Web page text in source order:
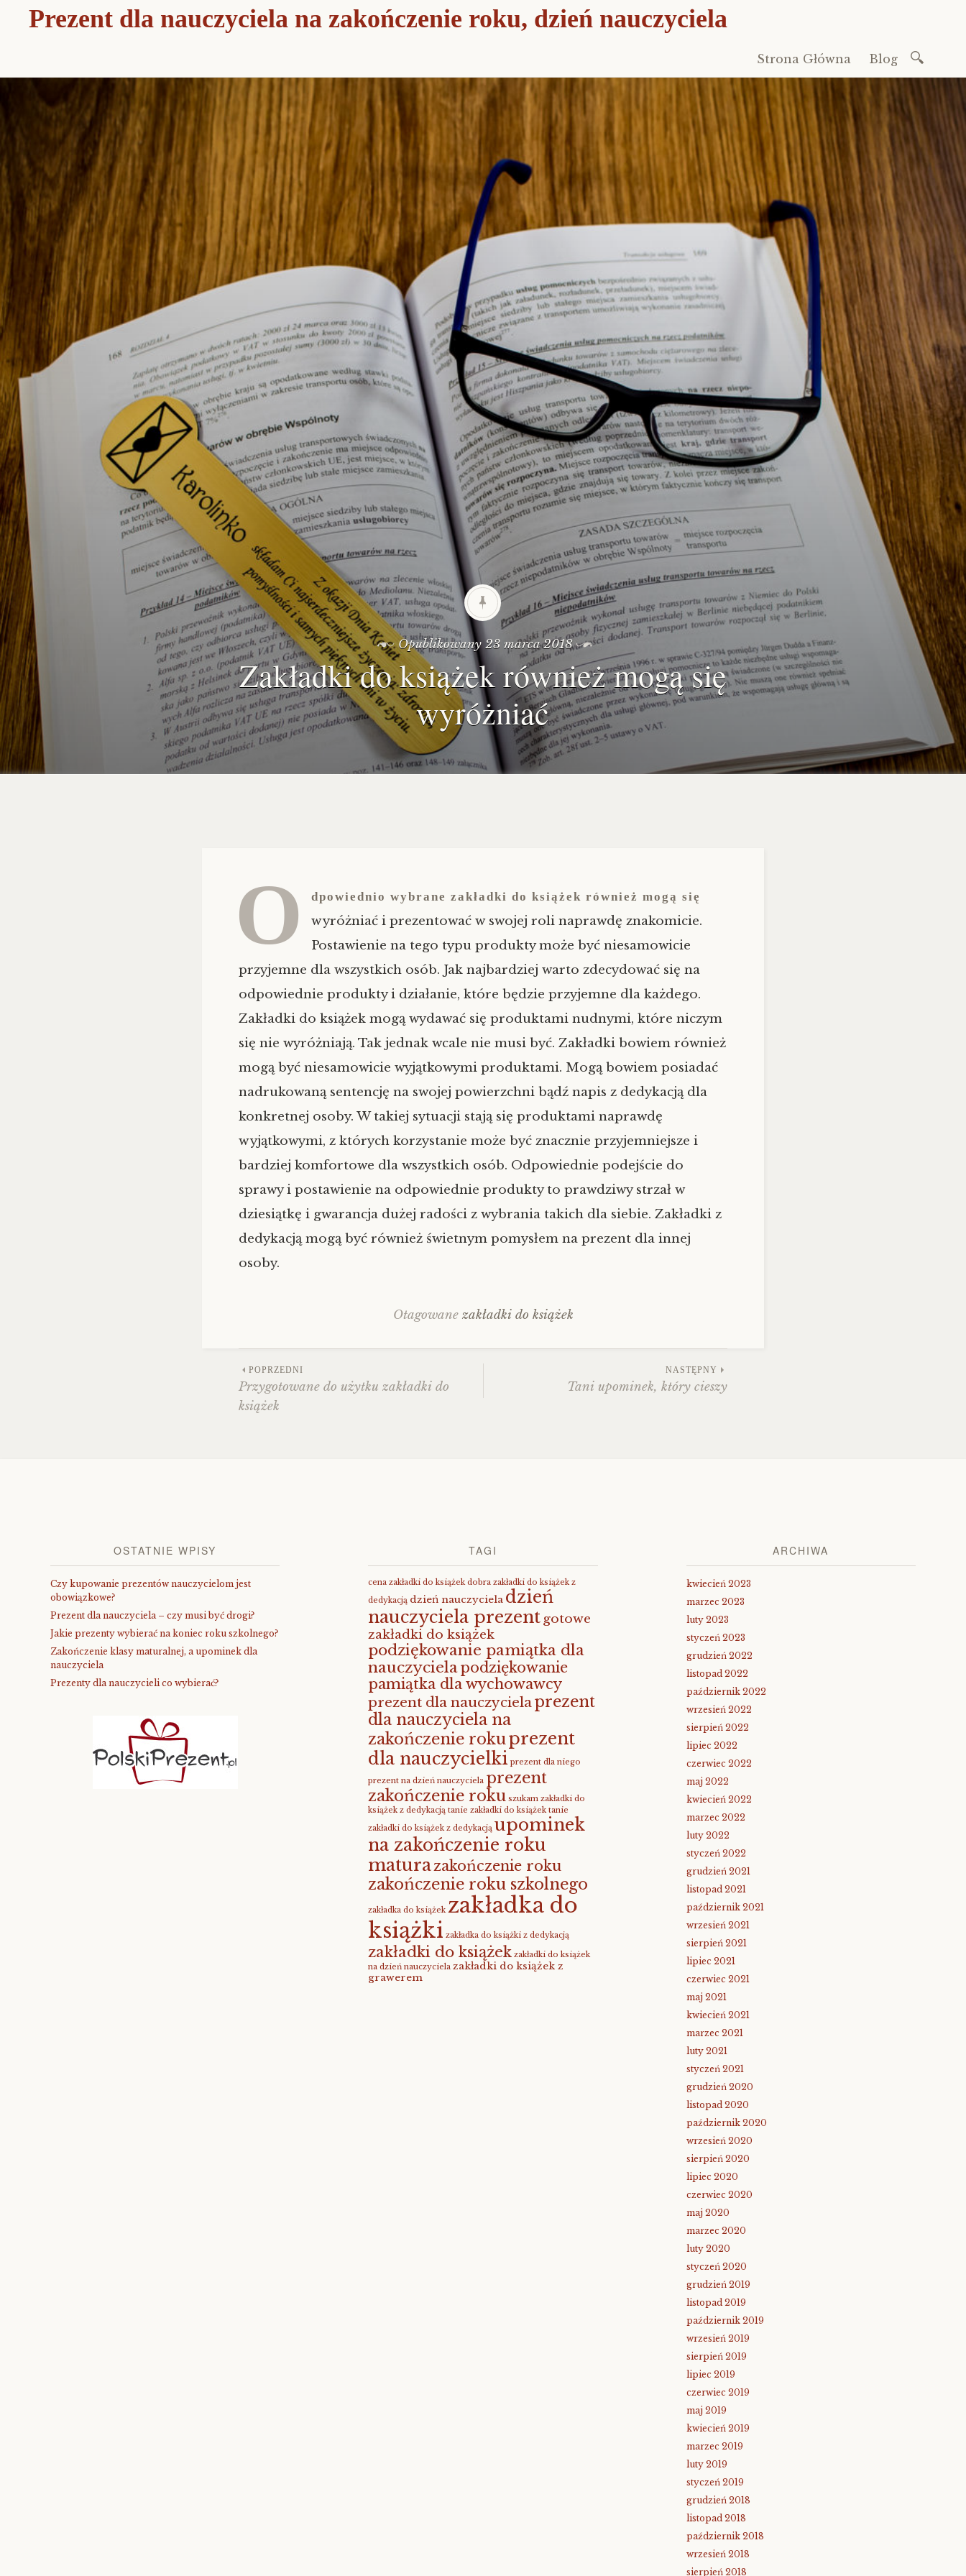
Prezent dla nauczyciela na zakończenie roku, dzień nauczyciela
Przeskocz
do
treści
Strona Główna Blog
Opublikowany 23 marca 2018
Zakładki do książek również mogą się
wyróżniać
O dpowiednio wybrane zakładki do książek również mogą się
wyróżniać i prezentować w swojej roli naprawdę znakomicie.
Postawienie na tego typu produkty może być niesamowicie
przyjemne dla wszystkich osób. Jak najbardziej warto zdecydować się na
odpowiednie produkty i działanie, które będzie przyjemne dla każdego.
Zakładki do książek mogą wydawać się produktami nudnymi, które niczym
się nie wyróżniają. Tak jednak wcale nie musi być. Zakładki bowiem również
mogą być niesamowicie wyjątkowymi produktami. Mogą bowiem posiadać
nadrukowaną sentencję na swojej powierzchni bądź napis z dedykacją dla
konkretnej osoby. W takiej sytuacji stają się produktami naprawdę
wyjątkowymi, z których korzystanie może być znacznie przyjemniejsze i
bardziej komfortowe dla wszystkich osób. Odpowiednie podejście do
sprawy i postawienie na odpowiednie produkty to prawdziwy strzał w
dziesiątkę i gwarancja dużej radości z wybrania takich dla siebie. Zakładki z
dedykacją mogą być również świetnym pomysłem na prezent dla innej
osoby.
Otagowane zakładki do książek
Zobacz
POPRZEDNI
Przygotowane do użytku zakładki do
książek
NASTĘPNY
Tani upominek, który cieszy
OSTATNIE WPISY
Czy kupowanie prezentów nauczycielom jest
obowiązkowe?
Prezent dla nauczyciela – czy musi być drogi?
Jakie prezenty wybierać na koniec roku szkolnego?
Zakończenie klasy maturalnej, a upominek dla
nauczyciela
Prezenty dla nauczycieli co wybierać?
TAGI
cena zakładki do książek dobra zakładki do książek z
dedykacją dzień nauczyciela dzień
nauczyciela prezent gotowe
zakładki do książek
podziękowanie pamiątka dla
nauczycielapodziękowanie
pamiątka dla wychowawcy
prezent dla nauczyciela prezent
dla nauczyciela na
zakończenie rokuprezent
dla nauczycielki prezent dla niego
prezent na dzień nauczyciela prezent
zakończenie roku szukam zakładki do
książek z dedykacją tanie zakładki do książek tanie
zakładki do książek z dedykacją upominek
na zakończenie roku
maturazakończenie roku
zakończenie roku szkolnego
zakładka do książek zakładka do
książki zakładka do książki z dedykacją
zakładki do książek zakładki do książek
na dzień nauczyciela zakładki do książek z
grawerem
ARCHIWA
kwiecień 2023
marzec 2023
luty 2023
styczeń 2023
grudzień 2022
listopad 2022
październik 2022
wrzesień 2022
sierpień 2022
lipiec 2022
czerwiec 2022
maj 2022
kwiecień 2022
marzec 2022
luty 2022
styczeń 2022
grudzień 2021
listopad 2021
październik 2021
wrzesień 2021
sierpień 2021
lipiec 2021
czerwiec 2021
maj 2021
kwiecień 2021
marzec 2021
luty 2021
styczeń 2021
grudzień 2020
listopad 2020
październik 2020
wrzesień 2020
sierpień 2020
lipiec 2020
czerwiec 2020
maj 2020
marzec 2020
luty 2020
styczeń 2020
grudzień 2019
listopad 2019
październik 2019
wrzesień 2019
sierpień 2019
lipiec 2019
czerwiec 2019
maj 2019
kwiecień 2019
marzec 2019
luty 2019
styczeń 2019
grudzień 2018
listopad 2018
październik 2018
wrzesień 2018
sierpień 2018